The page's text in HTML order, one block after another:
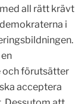
all rätt krävt
i
och förutsätter
acceptera